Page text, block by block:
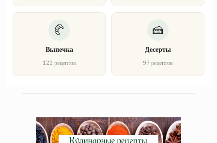
Выпечка
122 рецептов
Десерты
97 рецептов